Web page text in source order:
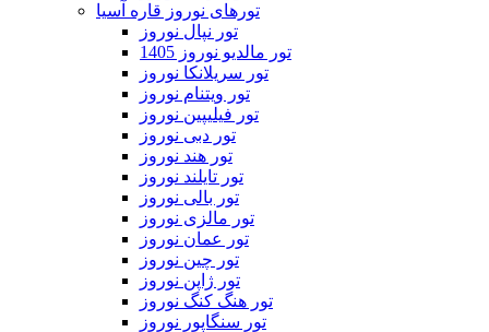
تورهای نوروز قاره آسیا
تور نپال نوروز
تور مالدیو نوروز 1405
تور سریلانکا نوروز
تور ویتنام نوروز
تور فیلیپین نوروز
تور دبی نوروز
تور هند نوروز
تور تایلند نوروز
تور بالی نوروز
تور مالزی نوروز
تور عمان نوروز
تور چین نوروز
تور ژاپن نوروز
تور هنگ کنگ نوروز
تور سنگاپور نوروز